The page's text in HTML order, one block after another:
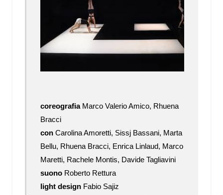
coreografiaMarco Valerio Amico, Rhuena
Bracci
con Carolina Amoretti, Sissj Bassani, Marta
Bellu, Rhuena Bracci, Enrica Linlaud, Marco
Maretti, Rachele Montis, Davide Tagliavini
suonoRoberto Rettura
light designFabio Sajiz